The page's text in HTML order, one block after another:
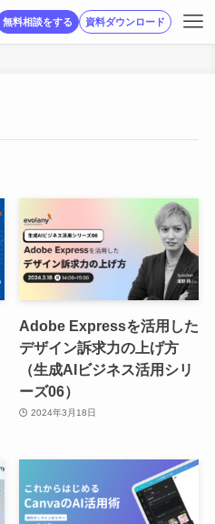
無料相談をする 資料ダウンロード
Adobe Expressを活用した
デザイン訴求力の上げ方
（生成AIビジネス活用シリ
ーズ06）
2024年3月18日